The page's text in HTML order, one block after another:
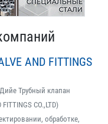
AND FITTINGS
Трубный клапан
FITTINGS CO.,LTD)
обработке,